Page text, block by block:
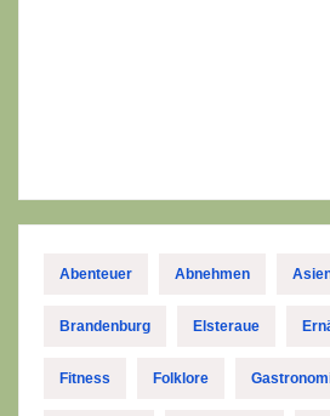
Abenteuer Abnehmen
Brandenburg Elsteraue
Fitness Folklore